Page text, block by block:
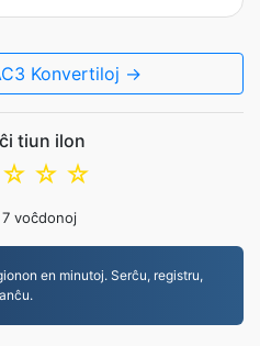
Konvertiloj →
tiun ilon
☆
☆
☆
7 voĉdonoj
en minutoj. Serĉu, registru,